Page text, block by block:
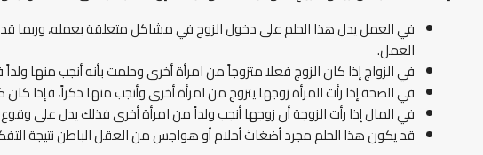
في العمل يدل هذا الحلم على دخول الزوج في مشاكل متعلقة بعمله، وربما
العمل.
في الزواج إذا كان الزوج فعلا متزوجاً من امرأة أخرى وحلمت بأنه أنجب منها
في الصحة إذا رأت المرأة زوجها يتزوج من امرأة أخرى وأنجب منها ذكراً، فإذا
في المال إذا رأت الزوجة أن زوجها أنجب ولداً من امرأة أخرى فذلك يدل على
قد يكون هذا الحلم مجرد أضغاث أحلام أو هواجس من العقل الباطن نتيجة